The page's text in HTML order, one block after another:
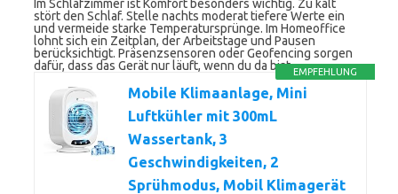
Im Schlafzimmer ist Komfort besonders wichtig. Zu kalt
stört den Schlaf. Stelle nachts moderat tiefere Werte ein
und vermeide starke Temperatursprünge. Im Homeoffice
lohnt sich ein Zeitplan, der Arbeitstage und Pausen
berücksichtigt. Präsenzsensoren oder Geofencing sorgen
dafür, dass das Gerät nur läuft, wenn du da bist.EMPFEHLUNG
Mobile Klimaanlage, Mini
Luftkühler mit 300mL
Wassertank, 3
Geschwindigkeiten, 2
Sprühmodus, Mobil Klimagerät